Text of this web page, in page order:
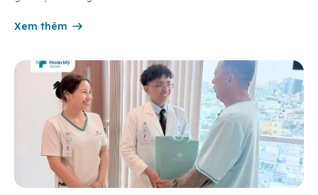
cổ tử […]
Xem thêm